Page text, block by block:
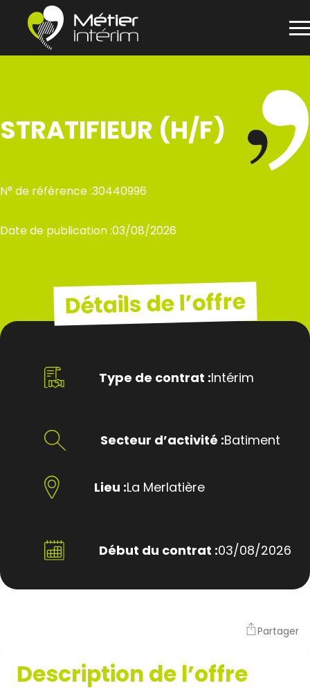
STRATIFIEUR (H/F)
N° de référence :30440996
Date de publication :03/08/2026
Détails de l’offre
Type de contrat :Intérim
Secteur d’activité :Batiment
Lieu :La Merlatière
Début du contrat :03/08/2026
Partager
Description de l’offre
Panneau de gestion des cookies